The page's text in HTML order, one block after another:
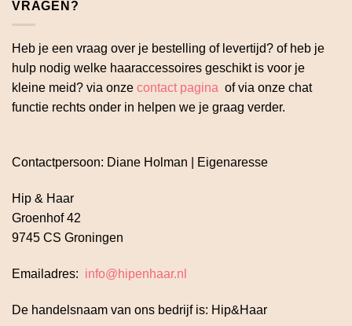
VRAGEN?
Heb je een vraag over je bestelling of levertijd? of heb je
hulp nodig welke haaraccessoires geschikt is voor je
kleine meid? via onze contact pagina of via onze chat
functie rechts onder in helpen we je graag verder.
Contactpersoon: Diane Holman | Eigenaresse
Hip & Haar
Groenhof 42
9745 CS Groningen
Emailadres: info@hipenhaar.nl
De handelsnaam van ons bedrijf is: Hip&Haar